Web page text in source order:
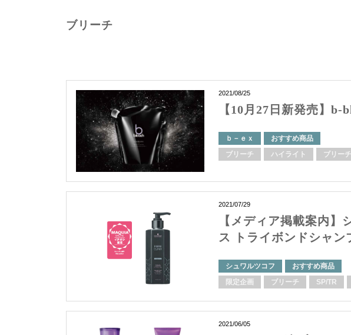
ブリーチ
2021/08/25
【10月27日新発売】b-
ｂ－ｅｘ
おすすめ商品
ブリーチ
ハイライト ブリー
2021/07/29
【メディア掲載案内】
ス トライボンドシャン
シュワルツコフ
おすすめ商品
限定企画
ブリーチ SP/TR
2021/06/05